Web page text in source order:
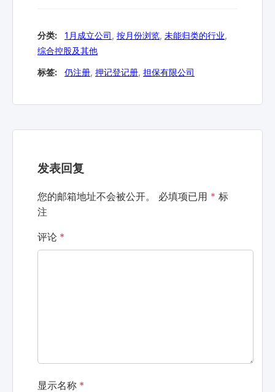
分类: 1月成立公司, 按月份浏览, 未能归类的行业,
综合控股及其他
标签: 仍注册, 押记登记册, 担保有限公司
发表回复
您的邮箱地址不会被公开。 必填项已用 * 标
注
评论 *
显示名称 *